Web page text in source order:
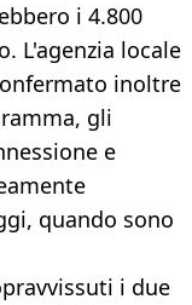
i 4.800
L'agenzia locale
inoltre
gli
e
quando sono
i due